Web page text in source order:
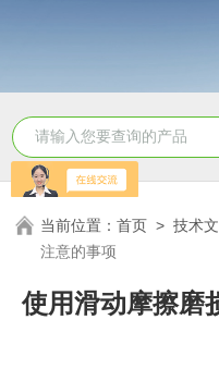
当前位置：首页 >技术
注意的事项
使用滑动摩擦磨